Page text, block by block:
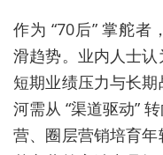
作为 “70后” 掌舵者
滑趋势。业内人士
短期业绩压力与长
河需从 “渠道驱动”
营、圈层营销培育年